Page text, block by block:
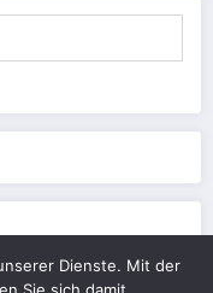
Dienste. Mit der